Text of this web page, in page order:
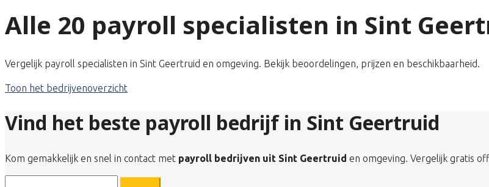
Alle 20 payroll specialisten in Sint
Vergelijk payroll specialisten in Sint Geertruid en omgeving. Bekijk beoordelingen, prijzen en beschikbaarheid.
Toon het bedrijvenoverzicht
Vind het beste payroll bedrijf in Sint Geertruid
Kom gemakkelijk en snel in contact met payroll bedrijven uit Sint Geertruid en omgeving. Vergelijk gratis